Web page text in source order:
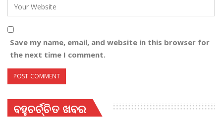
Save my name, email, and website in this browser for
the next time I comment.
ବହୁଚର୍ଚ୍ଚିତ ଖବର